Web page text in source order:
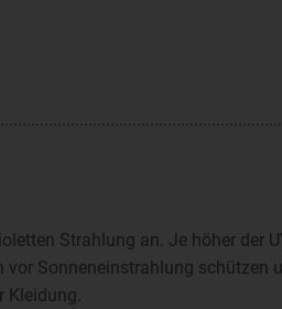
Strahlung an. Je höher der
Sonneneinstrahlung